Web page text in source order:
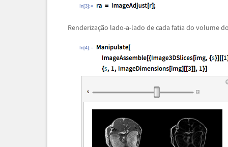
In[3]:=
Renderização lado-a-lado de cada fatia do volume
In[4]:=